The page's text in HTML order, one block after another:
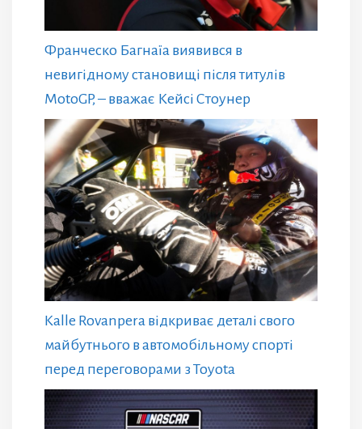
Франческо Багнаїа виявився в
невигідному становищі після титулів
MotoGP, – вважає Кейсі Стоунер
Kalle Rovanpera відкриває деталі свого
майбутнього в автомобільному спорті
перед переговорами з Toyota